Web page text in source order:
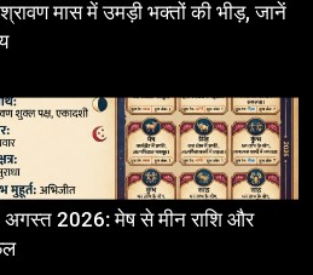
मास में उमड़ी भक्तों की भीड़, जानें
2026: मेष से मीन राशि और